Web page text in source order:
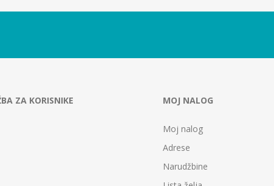
ZA KORISNIKE MOJ NALOG
Moj nalog
Adrese
Narudžbine